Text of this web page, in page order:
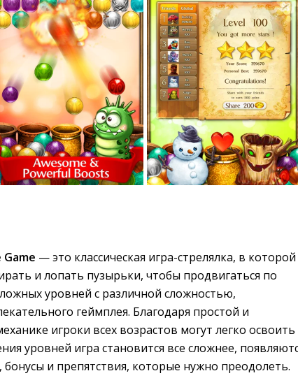
Game — это классическая игра-стрелялка, в которой
и лопать пузырьки, чтобы продвигаться по
уровней с различной сложностью,
геймплея. Благодаря простой и
игроки всех возрастов могут легко освоить
уровней игра становится все сложнее,
и препятствия, которые нужно преодолеть.